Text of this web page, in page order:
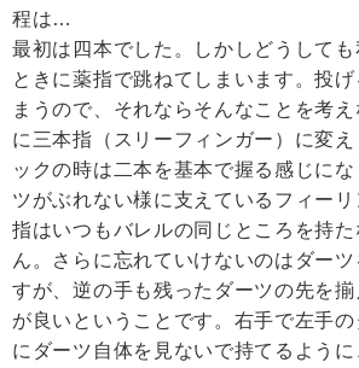
程は…
最初は四本でした。しかしどうして
ときに薬指で跳ねてしまいます。投
まうので、それならそんなことを考
に三本指（スリーフィンガー）に変
ックの時は二本を基本で握る感じに
ツがぶれない様に支えているフィーリ
指はいつもバレルの同じところを持
ん。さらに忘れていけないのはダー
すが、逆の手も残ったダーツの先を
が良いということです。右手で左手
にダーツ自体を見ないで持てるように